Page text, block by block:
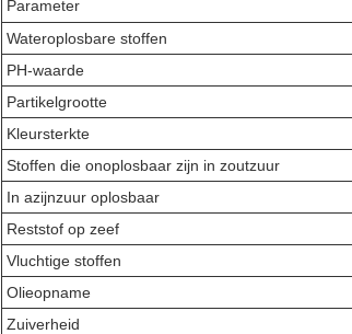
Parameter
Wateroplosbare stoffen
PH-waarde
Partikelgrootte
Kleursterkte
Stoffen die onoplosbaar zijn in zoutzuur
In azijnzuur oplosbaar
Reststof op zeef
Vluchtige stoffen
Olieopname
Zuiverheid